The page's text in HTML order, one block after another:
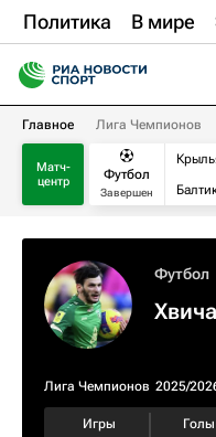
Политика В мире
Главное Лига Чемпионов
Матч-
центр
Футбол
Завершен
Футбол
Лига Чемпионов 2025/
Игры Голы